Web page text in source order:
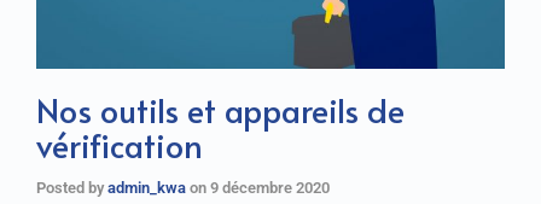
Nos outils et appareils de
vérification
Posted byadmin_kwa on 9 décembre 2020